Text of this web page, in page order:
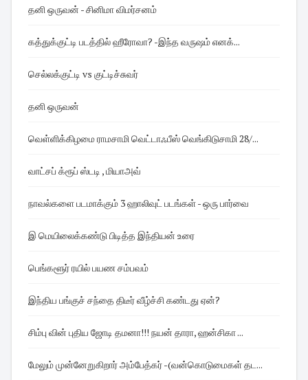
தனி ஒருவன் - சினிமா விமர்சனம்
கத்துக்குட்டி படத்தில் ஹீரோவா? -இந்த வருஷம் எனக்...
செல்லக்குட்டி vs குட்டிச்சுவர்
தனி ஒருவன்
வெள்ளிக்கிழமை ராமசாமி வெட்டாஃபீஸ் வெங்கிடுசாமி 28/...
வாட்சப் க்ரூப் ஸ்டடி , மியாஅவ்
நாவல்களை படமாக்கும் 3 ஹாலிவுட் படங்கள் - ஒரு பார்வை
இ மெயிலைக்கண்டு பிடித்த இந்தியன் உரை
பெங்களூர் ரயில் பயண சம்பவம்
இந்திய பங்குச் சந்தை திடீர் வீழ்ச்சி கண்டது ஏன்?
சிம்பு வின் புதிய ஜோடி தமனா!!! நயன் தாரா, ஹன்சிகா ...
மேலும் முன்னேறுகிறார் அம்பேத்கர் -(வன்கொடுமைகள் தட...